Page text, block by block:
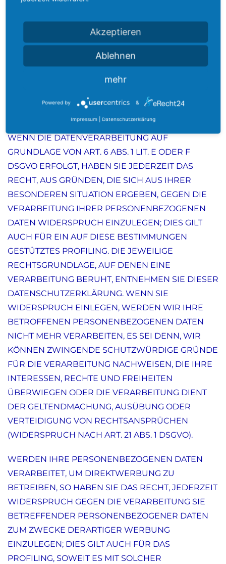
Widerruf erfolgten Datenverarbeitung bleibt vom
Widerspruchsrecht gegen die Datenerhebung in
besonderen Fällen sowie gegen Direktwerbung
(Art. 21 DSGVO)
WENN DIE DATENVERARBEITUNG AUF
GRUNDLAGE VON ART. 6 ABS. 1 LIT. E ODER F
DSGVO ERFOLGT, HABEN SIE JEDERZEIT DAS
RECHT, AUS GRÜNDEN, DIE SICH AUS IHRER
BESONDEREN SITUATION ERGEBEN, GEGEN DIE
VERARBEITUNG IHRER PERSONENBEZOGENEN
DATEN WIDERSPRUCH EINZULEGEN; DIES GILT
AUCH FÜR EIN AUF DIESE BESTIMMUNGEN
GESTÜTZTES PROFILING. DIE JEWEILIGE
RECHTSGRUNDLAGE, AUF DENEN EINE
VERARBEITUNG BERUHT, ENTNEHMEN SIE DIESER
DATENSCHUTZERKLÄRUNG. WENN SIE
WIDERSPRUCH EINLEGEN, WERDEN WIR IHRE
BETROFFENEN PERSONENBEZOGENEN DATEN
NICHT MEHR VERARBEITEN, ES SEI DENN, WIR
KÖNNEN ZWINGENDE SCHUTZWÜRDIGE GRÜNDE
FÜR DIE VERARBEITUNG NACHWEISEN, DIE IHRE
INTERESSEN, RECHTE UND FREIHEITEN
ÜBERWIEGEN ODER DIE VERARBEITUNG DIENT
DER GELTENDMACHUNG, AUSÜBUNG ODER
VERTEIDIGUNG VON RECHTSANSPRÜCHEN
(WIDERSPRUCH NACH ART. 21 ABS. 1 DSGVO).
WERDEN IHRE PERSONENBEZOGENEN DATEN
VERARBEITET, UM DIREKTWERBUNG ZU
BETREIBEN, SO HABEN SIE DAS RECHT, JEDERZEIT
WIDERSPRUCH GEGEN DIE VERARBEITUNG SIE
BETREFFENDER PERSONENBEZOGENER DATEN
ZUM ZWECKE DERARTIGER WERBUNG
EINZULEGEN; DIES GILT AUCH FÜR DAS
PROFILING, SOWEIT ES MIT SOLCHER
Akzeptieren
Ablehnen
mehr
Powered by &
Impressum Datenschutzerklärung